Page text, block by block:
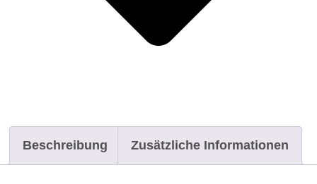
Beschreibung Zusätzliche Informationen